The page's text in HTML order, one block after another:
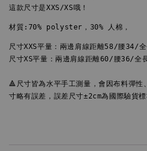
這款尺寸是XXS/XS哦！
材質:70% polyster，30% 人棉，
尺寸XXS平量：兩邊肩線距離58/腰34/全
尺寸XS平量：兩邊肩線距離60/腰36/全長
🔺尺寸皆為水平手工測量，會因布料彈性
寸略有誤差，誤差尺寸±2cm為國際驗貨標